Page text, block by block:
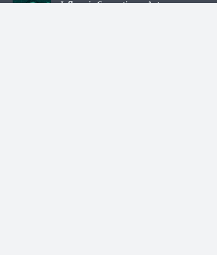
Influencia Cervantina en Autores